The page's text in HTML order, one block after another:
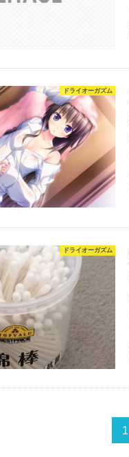
ドライオーガズム
ドライオーガズム
1